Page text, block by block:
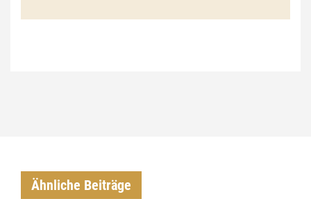
Ähnliche Beiträge